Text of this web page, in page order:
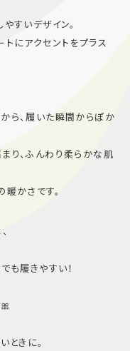
すいデザイン。
にアクセントをプラス
ら、履いた瞬間からぽか
り、ふんわり柔らかな肌
かさです。
も履きやすい！
きに。